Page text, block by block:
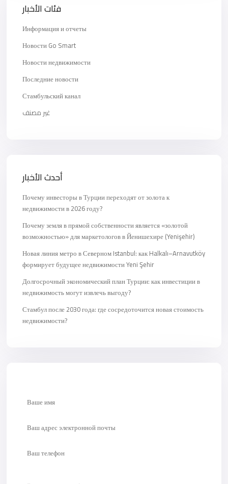
فئات الأخبار
Информация и отчеты
Новости Go Smart
Новости недвижимости
Последние новости
Стамбульский канал
غير مصنف
أحدث الأخبار
Почему инвесторы в Турции переходят от золота к
недвижимости в 2026 году?
Почему земля в прямой собственности является «золотой
возможностью» для маркетологов в Йенишехире (Yenişehir)
Новая линия метро в Северном Istanbul: как Halkalı–Arnavutköy
формирует будущее недвижимости Yeni Şehir
Долгосрочный экономический план Турции: как инвестиции в
недвижимость могут извлечь выгоду?
Стамбул после 2030 года: где сосредоточится новая стоимость
недвижимости?